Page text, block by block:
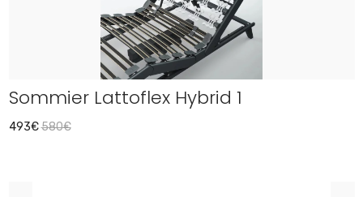
Sommier Lattoflex Hybrid 1
493€580€